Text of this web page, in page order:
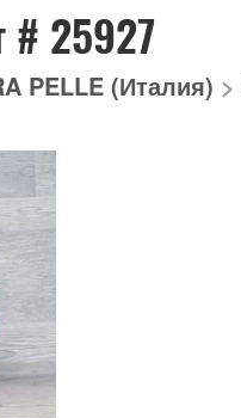
# 25927
PELLE (Италия) >